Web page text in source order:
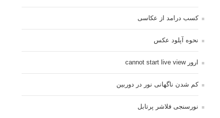
کسب درامد از عکاسی
نحوه آپلود عکس
ارور cannot start live view
کم شدن ناگهانی نور در دوربین
نورسنجی فلاشر پرتابل